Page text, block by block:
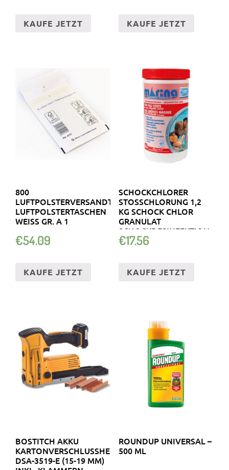
KAUFE JETZT KAUFE JETZT
800
LUFTPOLSTERVERSANDTASCHEN
LUFTPOLSTERTASCHEN
WEISS GR. A 1
€54.09
KAUFE JETZT
SCHOCKCHLORER
STOSSCHLORUNG 1,2 K
G SCHOCK CHLOR G
RANULAT S
CHOCKDESINFEKTION A
LGEN
€17.56
KAUFE JETZT
BOSTITCH AKKU
KARTONVERSCHLUSSHEFTER
DSA-3519-E (15-19 MM)
ROUNDUP UNIVERSAL –
500 ML